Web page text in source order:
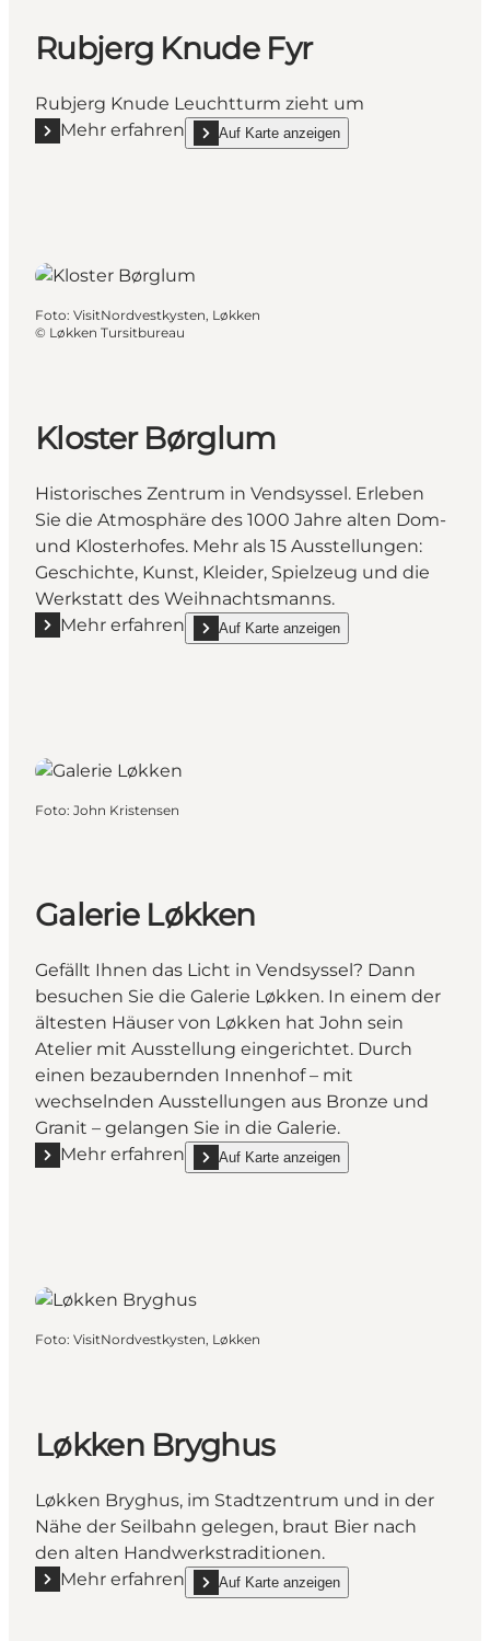
Rubjerg Knude Fyr
Rubjerg Knude Leuchtturm zieht um
Mehr erfahren
Mehr erfahren "Rubjerg Knude Fyr"
Auf Karte anzeigen
show Rubjerg Knude Fyr on_map
Foto: VisitNordvestkysten, Løkken
© Løkken Tursitbureau
Kloster Børglum
Historisches Zentrum in Vendsyssel. Erleben
Sie die Atmosphäre des 1000 Jahre alten Dom-
und Klosterhofes. Mehr als 15 Ausstellungen:
Geschichte, Kunst, Kleider, Spielzeug und die
Werkstatt des Weihnachtsmanns.
Mehr erfahren
Mehr erfahren "Kloster Børglum"
Auf Karte anzeigen
show Kloster Børglum on_map
Foto: John Kristensen
Galerie Løkken
Gefällt Ihnen das Licht in Vendsyssel? Dann
besuchen Sie die Galerie Løkken. In einem der
ältesten Häuser von Løkken hat John sein
Atelier mit Ausstellung eingerichtet. Durch
einen bezaubernden Innenhof – mit
wechselnden Ausstellungen aus Bronze und
Granit – gelangen Sie in die Galerie.
Mehr erfahren
Mehr erfahren "Galerie Løkken"
Auf Karte anzeigen
show Galerie Løkken on_map
Foto: VisitNordvestkysten, Løkken
Løkken Bryghus
Løkken Bryghus, im Stadtzentrum und in der
Nähe der Seilbahn gelegen, braut Bier nach
den alten Handwerkstraditionen.
Mehr erfahren
Mehr erfahren "Løkken Bryghus"
Auf Karte anzeigen
show Løkken Bryghus on_map